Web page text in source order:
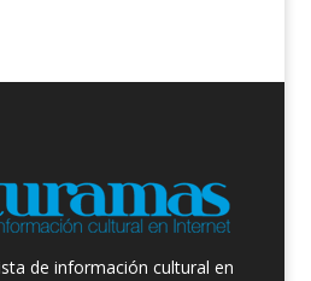
de información cultural en